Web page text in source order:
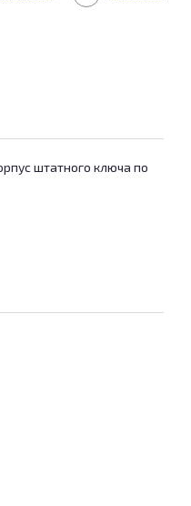
штатного ключа по